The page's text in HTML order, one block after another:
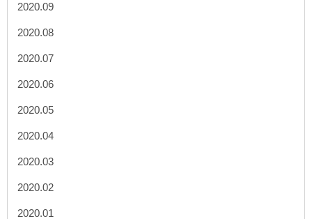
2020.09
2020.08
2020.07
2020.06
2020.05
2020.04
2020.03
2020.02
2020.01